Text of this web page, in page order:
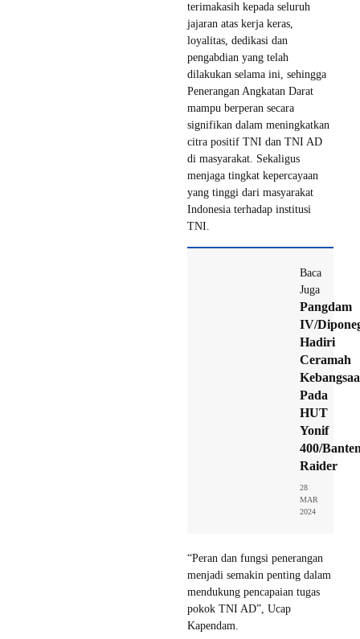
terimakasih kepada seluruh
jajaran atas kerja keras,
loyalitas, dedikasi dan
pengabdian yang telah
dilakukan selama ini, sehingga
Penerangan Angkatan Darat
mampu berperan secara
signifikan dalam meningkatkan
citra positif TNI dan TNI AD
di masyarakat. Sekaligus
menjaga tingkat kepercayaan
yang tinggi dari masyarakat
Indonesia terhadap institusi
TNI.
Baca
Juga
Pangdam
IV/
Hadiri
Ceramah
Pada
HUT
Yonif
400/
Raider
28
MAR
2024
“Peran dan fungsi penerangan
menjadi semakin penting dalam
mendukung pencapaian tugas
pokok TNI AD”, Ucap
Kapendam.